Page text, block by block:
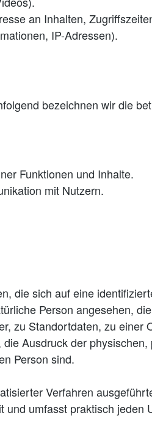
an Inhalten,
IP-Adressen).
bezeichnen wir die
Funktionen und Inhalte.
mit Nutzern.
die sich auf eine
Person angesehen,
zu Standortdaten, zu
Ausdruck der
Person sind.
Verfahren
umfasst praktisch jeden